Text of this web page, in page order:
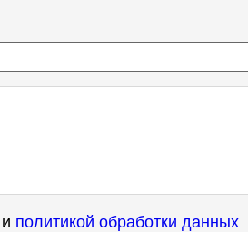
и политикой обработки данных